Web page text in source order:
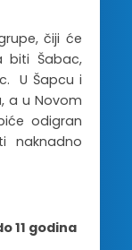
čiji će
biti Šabac,
U Šapcu i
a u Novom
odigran
naknadno
11 godina